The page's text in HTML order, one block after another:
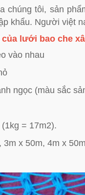
chúng tôi, sản
khẩu. Người việt
của lưới bao che
vào nhau
ngọc (màu sắc
= 17m2).
x 50m, 4m x